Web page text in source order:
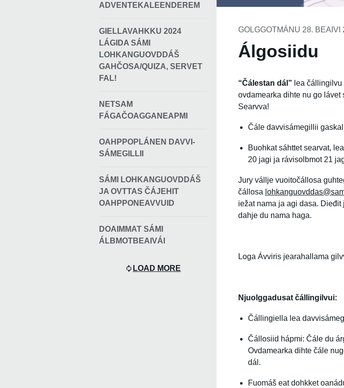
ADVENTEKALEENDEREM
GIELLAVAHKKU 2024
LÁGIDA SÁMI
LOHKANGUOVDDÁŠ
GAHČOSA/QUIZA, SERVET
FAL!
NETSAM
FÁGAČOAGGANEAPMI
OAHPPOPLÁNEN DAVVI-
SÁMEGILLII
SÁMI LOHKANGUOVDDÁŠ
JA OVTTAS ČÁJEHIT
OAHPPONEAVVUID
DOAIMMAT SÁMI
ÁLBMOTBEAIVÁI
LOAD MORE
GOLGGOTMÁNU 28. BEAIVI
Álgosiidu
“Čálestan dál” lea
ovdamearka dihte nu go
Searvva!
Čále davvisámegillii
Buohkat sáhttet searvat,
20 jagi ja rávisolbmot 21
Jury vállje vuoitočállosa
čállosa
iežat nama ja agi dasa.
dahje du nama haga.
Loga Ávviris jearahallama
Njuolggadusat čállingilvui:
Čállingiella lea
Čállosiid hápmi: Čále du
Ovdamearka dihte čále
dál.
Fuomáš eat dohkket